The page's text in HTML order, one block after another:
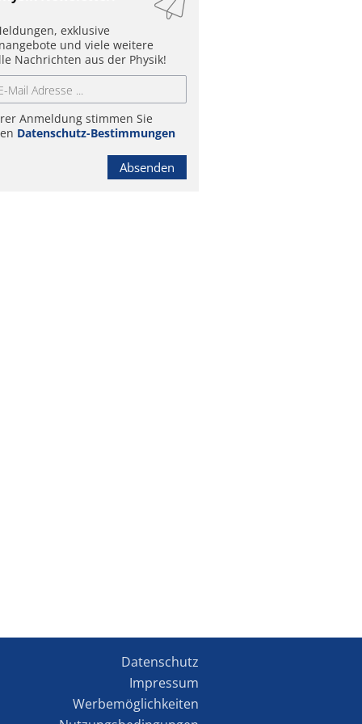
exklusive
und viele weitere
Nachrichten aus der Physik!
Anmeldung stimmen Sie
Datenschutz-Bestimmungen
Absenden
Datenschutz
Impressum
Werbemöglichkeiten